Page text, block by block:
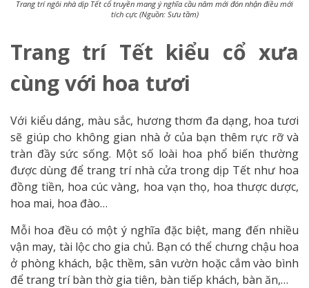
Trang trí ngôi nhà dịp Tết cổ truyền mang ý nghĩa cầu năm mới đón nhận điều mới
tích cực (Nguồn: Sưu tầm)
Trang trí Tết kiểu cổ xưa
cùng với hoa tươi
Với kiểu dáng, màu sắc, hương thơm đa dạng, hoa tươi
sẽ giúp cho không gian nhà ở của bạn thêm rực rỡ và
tràn đầy sức sống. Một số loài hoa phổ biến thường
được dùng để trang trí nhà cửa trong dịp Tết như hoa
đồng tiền, hoa cúc vàng, hoa vạn thọ, hoa thược dược,
hoa mai, hoa đào…
Mỗi hoa đều có một ý nghĩa đặc biệt, mang đến nhiều
vận may, tài lộc cho gia chủ. Bạn có thể chưng chậu hoa
ở phòng khách, bậc thềm, sân vườn hoặc cắm vào bình
để trang trí bàn thờ gia tiên, bàn tiếp khách, bàn ăn,…